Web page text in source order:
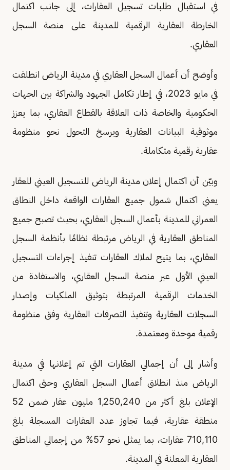
في استقبال طلبات تسجيل العقارات، إلى جانب اكتمال
الخارطة العقارية الرقمية للمدينة على منصة السجل
العقاري.
وأوضح أن أعمال السجل العقاري في مدينة الرياض انطلقت
في مايو 2023، في إطار تكامل الجهود والشراكة بين الجهات
الحكومية والخاصة ذات العلاقة بالقطاع العقاري، بما يعزز
موثوقية البيانات العقارية ويرسخ التحول نحو منظومة
عقارية رقمية متكاملة.
وبيّن أن اكتمال إعلان مدينة الرياض للتسجيل العيني للعقار
يعني اكتمال شمول جميع العقارات الواقعة داخل النطاق
العمراني للمدينة بأعمال السجل العقاري، بحيث تصبح جميع
المناطق العقارية في الرياض مرتبطة نظامًا بأنظمة السجل
العقاري، بما يتيح لملاك العقارات تنفيذ إجراءات التسجيل
العيني الأول عبر منصة السجل العقاري، والاستفادة من
الخدمات الرقمية المرتبطة بتوثيق الملكيات وإصدار
السجلات العقارية وتنفيذ التصرفات العقارية وفق منظومة
رقمية موحدة ومعتمدة.
وأشار إلى أن إجمالي العقارات التي تم إعلانها في مدينة
الرياض منذ انطلاق أعمال السجل العقاري وحتى اكتمال
الإعلان بلغ أكثر من 1,250,240 مليون عقار ضمن 52
منطقة عقارية، فيما تجاوز عدد العقارات المسجلة بلغ
710,110 عقارات، بما يمثل نحو 57% من إجمالي المناطق
العقارية المعلنة في المدينة.